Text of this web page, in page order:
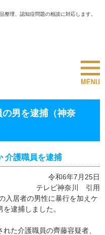
整理、認知症問題の相談に対応します。
男を逮捕（神奈
介護職員を逮捕
令和6年7月25日
テレビ神奈川 引用
入居者の男性に暴行を加えケ
逮捕しました。
た介護職員の齊藤容疑者、